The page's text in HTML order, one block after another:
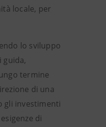
locale, per
lo sviluppo
guida,
termine
di una
gli investimenti
di